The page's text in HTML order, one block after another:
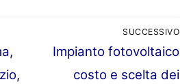
SUCCESSIVO
Articolo
successivo:
Impianto fotovoltaico
costo e scelta dei